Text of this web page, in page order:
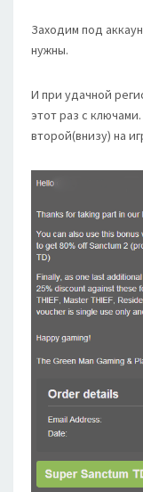
Заходим под
нужны.
И при удачной
этот раз с
второй(внизу) на